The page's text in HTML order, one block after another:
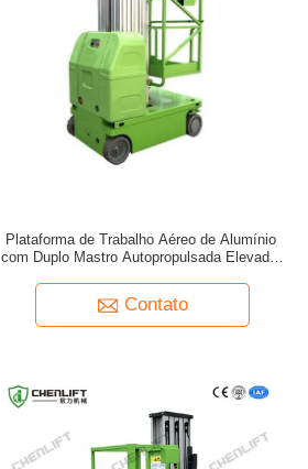
Plataforma de Trabalho Aéreo de Alumínio
com Duplo Mastro Autopropulsada Elevador
Contato